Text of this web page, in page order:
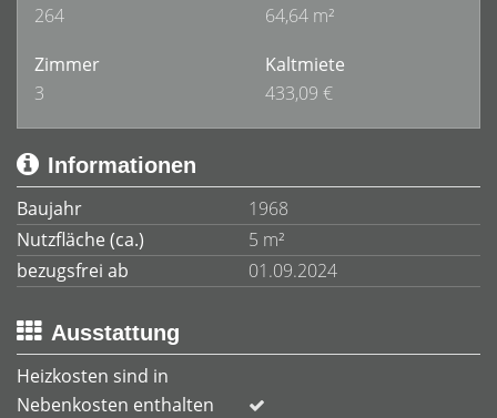
264
64,64 m²
Zimmer
3
Kaltmiete
433,09 €
Informationen
Baujahr
1968
Nutzfläche (ca.)
5 m²
bezugsfrei ab
01.09.2024
Ausstattung
Heizkosten sind in
Nebenkosten enthalten